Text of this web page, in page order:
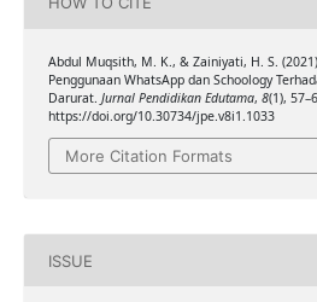
Abdul Muqsith, M. K., & Zainiyati, H. S.
Penggunaan WhatsApp dan Schoology
Darurat. Jurnal Pendidikan Edutama, 8(1),
https://doi.org/10.30734/jpe.v8i1.1033
More Citation Formats
ISSUE